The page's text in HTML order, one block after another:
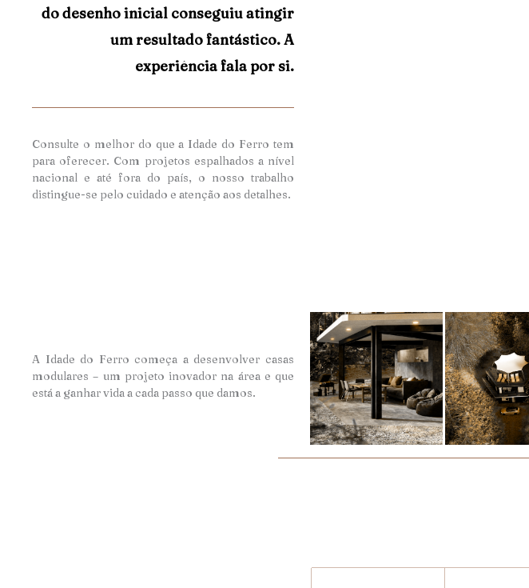
do desenho inicial conseguiu atingir
um resultado fantástico. A
experiência fala por si.
Consulte o melhor do que a Idade do Ferro tem
para oferecer. Com projetos espalhados a nível
nacional e até fora do país, o nosso trabalho
distingue-se pelo cuidado e atenção aos detalhes.
A Idade do Ferro começa a desenvolver casas
modulares – um projeto inovador na área e que
está a ganhar vida a cada passo que damos.